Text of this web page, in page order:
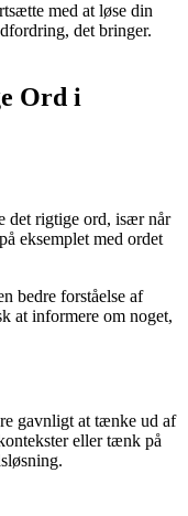
med at løse din
det bringer.
Ord i
det rigtige ord, især når
eksemplet med ordet
bedre forståelse af
at informere om noget,
gavnligt at tænke ud af
eller tænk på